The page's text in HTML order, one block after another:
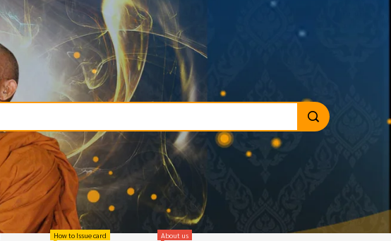
How to Issue card About us